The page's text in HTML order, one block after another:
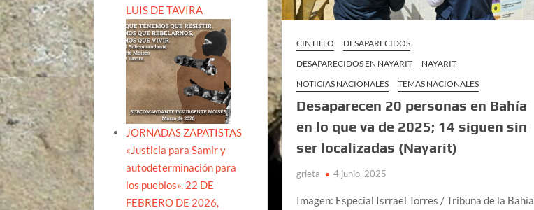
CINTILLO
DESAPARECIDOS
DESAPARECIDOS EN NAYARIT
NAYARIT
NOTICIAS NACIONALES
TEMAS NACIONALES
Desaparecen 20 personas en Bahía
en lo que va de 2025; 14 siguen sin
ser localizadas (Nayarit)
grieta 4 junio, 2025
Imagen: Especial Isrrael Torres / Tribuna de la Bahía
LUIS DE TAVIRA
JORNADAS ZAPATISTAS
«Justicia para Samir y
autodeterminación para
los pueblos». 22 DE
FEBRERO DE 2026,